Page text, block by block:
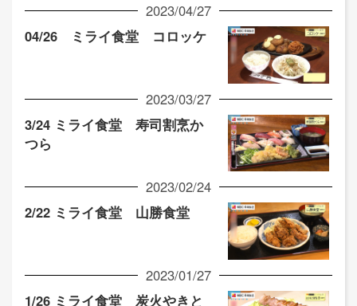
2023/04/27
04/26 ミライ食堂 コロッケ
2023/03/27
3/24 ミライ食堂 寿司割烹か
つら
2023/02/24
2/22 ミライ食堂 山勝食堂
2023/01/27
1/26 ミライ食堂 炭火やきと